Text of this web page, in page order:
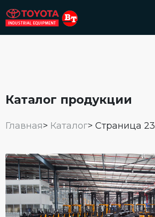
Каталог продукции
Главная> Каталог> Страница 23